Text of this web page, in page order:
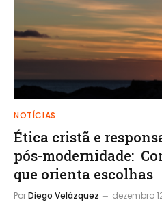
NOTÍCIAS
Ética cristã e
pós-modernidade:
que orienta escolhas
PorDiego Velázquez dezembro